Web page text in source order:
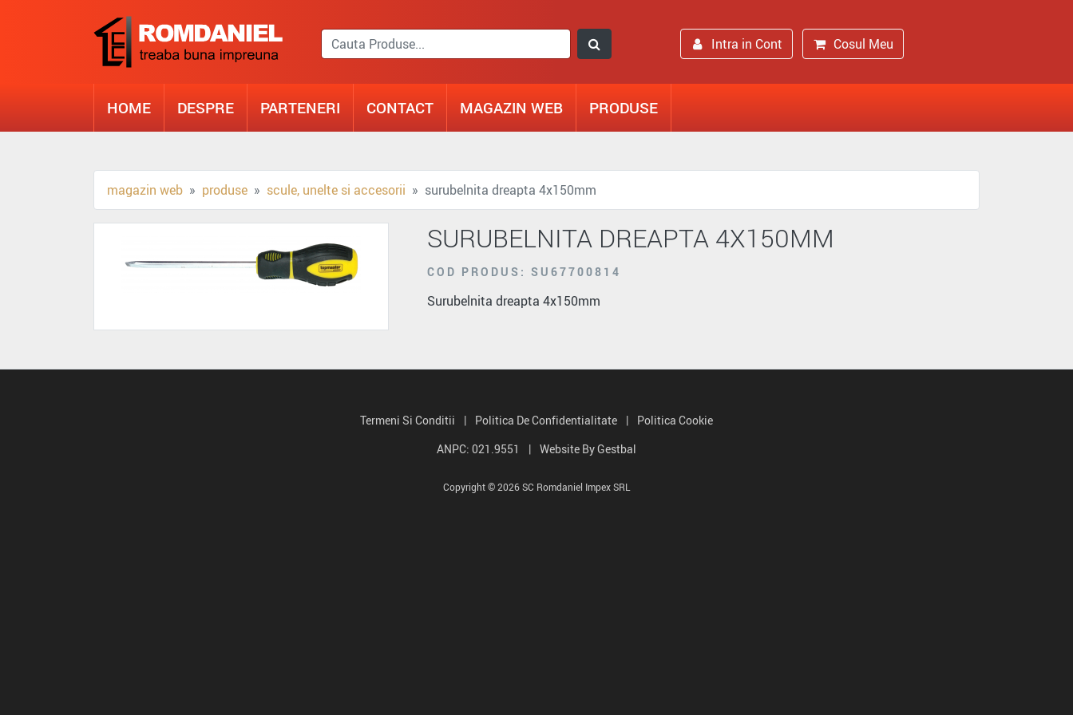
Intra in Cont Cosul Meu
HOME DESPRE PARTENERI CONTACT MAGAZIN WEB PRODUSE
magazin web produse scule, unelte si accesorii surubelnita dreapta 4x150mm
SURUBELNITA DREAPTA 4X150MM
COD PRODUS: SU67700814
Surubelnita dreapta 4x150mm
Termeni Si Conditii | Politica De Confidentialitate |
Politica Cookie
ANPC: 021.9551
| Website By Gestbal
Copyright © 2026 SC Romdaniel Impex SRL